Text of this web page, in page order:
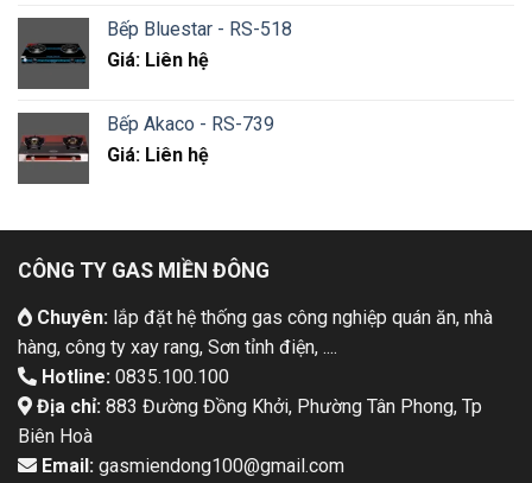
Bếp Bluestar - RS-518
Giá: Liên hệ
Bếp Akaco - RS-739
Giá: Liên hệ
CÔNG TY GAS MIỀN ĐÔNG
Chuyên: lắp đặt hệ thống gas công nghiệp quán ăn, nhà
hàng, công ty xay rang, Sơn tỉnh điện, ....
Hotline: 0835.100.100
Địa chỉ: 883 Đường Đồng Khởi, Phường Tân Phong, Tp
Biên Hoà
Email: gasmiendong100@gmail.com